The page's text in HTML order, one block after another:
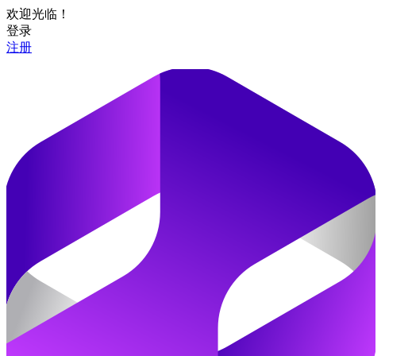
欢迎光临！
登录
注册